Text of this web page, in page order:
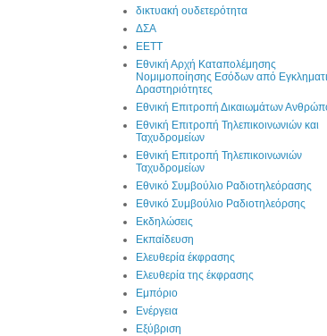
δικτυακή ουδετερότητα
ΔΣΑ
ΕΕΤΤ
Εθνική Αρχή Καταπολέμησης
Νομιμοποίησης Εσόδων από
Δραστηριότητες
Εθνική Επιτροπή Δικαιωμάτων
Εθνική Επιτροπή Τηλεπικοινωνιών και
Ταχυδρομείων
Εθνική Επιτροπή Τηλεπικοινωνιών
Ταχυδρομείων
Εθνικό Συμβούλιο Ραδιοτηλεόρασης
Εθνικό Συμβούλιο Ραδιοτηλεόρσης
Εκδηλώσεις
Εκπαίδευση
Ελευθερία έκφρασης
Ελευθερία της έκφρασης
Εμπόριο
Ενέργεια
Εξύβριση